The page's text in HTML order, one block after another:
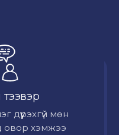
дүүрэхгүй мөн
овор хэмжээ